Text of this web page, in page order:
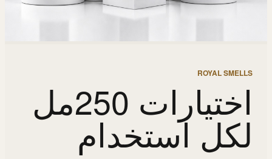
ROYAL SMELLS
اختيارات 250مل
لكل استخدام